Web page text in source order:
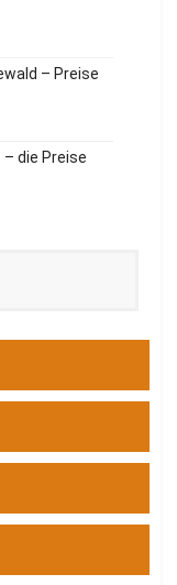
– Preise
die Preise